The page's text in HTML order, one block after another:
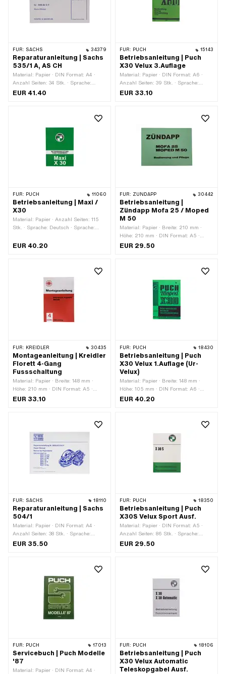
FÜR: SACHS 34379
Reparaturanleitung | Sachs
535/1 A, AS CH
Material: Papier · DIN Format: A4 ·
Anzahl Seiten: 34 Stk. · Sprache:
Deutsch · Sprache: Französisch
EUR 41.40
FÜR: PUCH 15143
Betriebsanleitung | Puch
X30 Velux 3.Auflage
Material: Papier · DIN Format: A6 ·
Anzahl Seiten: 39 Stk. · Sprache:
Deutsch
EUR 33.10
FÜR: PUCH 11060
Betriebsanleitung | Maxi /
X30
Material: Papier · Anzahl Seiten: 115
Stk. · Sprache: Deutsch · Sprache:
EUR 40.20
FÜR: ZÜNDAPP 30442
Betriebsanleitung |
Zündapp Mofa 25 / Moped
M 50
Material: Papier · Breite: 210 mm ·
Höhe: 210 mm · DIN Format: A5 ·
Anzahl Seiten: 50 Stk. · Sprache:
EUR 29.50
FÜR: KREIDLER 30435
Montageanleitung | Kreidler
Florett 4-Gang
Fussschaltung
Material: Papier · Breite: 148 mm ·
Höhe: 210 mm · DIN Format: A5 ·
Anzahl Seiten: 27 Stk. · Sprache:
EUR 33.10
FÜR: PUCH 18430
Betriebsanleitung | Puch
X30 Velux 1.Auflage (Ur-
Velux)
Material: Papier · Breite: 148 mm ·
Höhe: 105 mm · DIN Format: A6 ·
Anzahl Seiten: 40 Stk. · Sprache:
EUR 40.20
FÜR: SACHS 18110
Reparaturanleitung | Sachs
504/1
Material: Papier · DIN Format: A4 ·
Anzahl Seiten: 38 Stk. · Sprache:
Deutsch · Sprache: Englisch ·
EUR 35.50
FÜR: PUCH 18350
Betriebsanleitung | Puch
X30S Velux Sport Ausf.
Material: Papier · DIN Format: A5 ·
Anzahl Seiten: 86 Stk. · Sprache:
Deutsch
EUR 29.50
FÜR: PUCH 17013
Servicebuch | Puch Modelle
'87
Material: Papier · DIN Format: A4 ·
FÜR: PUCH 18106
Betriebsanleitung | Puch
X30 Velux Automatic
Teleskopgabel Ausf.